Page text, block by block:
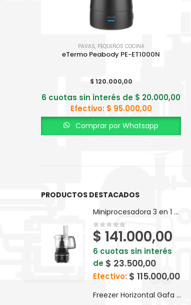
PAVAS, PEQUEÑOS COCINA
eTermo Peabody PE-ET1000N
$ 120.000,00
6 cuotas sin interés de $ 20.000,00
Efectivo: $ 95.000,00
Comprar por Whatsapp
PRODUCTOS DESTACADOS
Miniprocesadora 3 en 1 Electrolux Efficient 710ml EFP500
0out of 5
$ 141.000,00
6 cuotas sin interés
de $ 23.500,00
Efectivo: $ 115.000,00
Freezer Horizontal Gafa Blanco Inverter 280lts FGHI300B-L